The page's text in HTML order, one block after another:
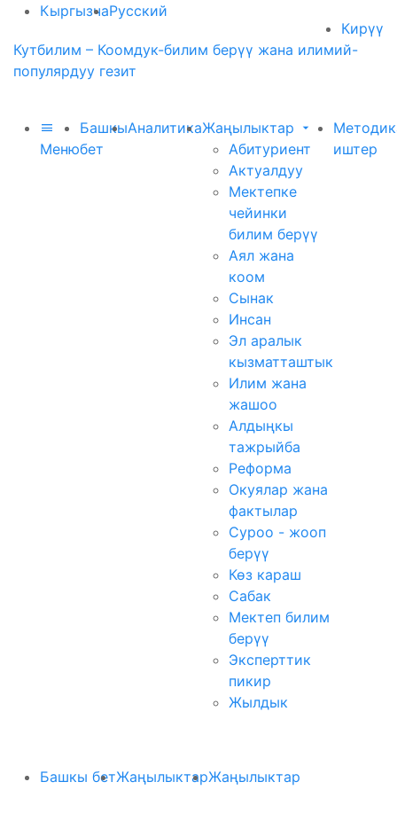
КыргызчаРусский
Кирүү
Кутбилим – Коомдук-билим берүү жана илимий-
популярдуу гезит
Меню
Башкы
бет
АналитикаЖаңылыктар
Абитуриент
Актуалдуу
Мектепке
чейинки
билим берүү
Аял жана
коом
Сынак
Инсан
Эл аралык
кызматташтык
Илим жана
жашоо
Алдыңкы
тажрыйба
Реформа
Окуялар жана
фактылар
Суроо - жооп
берүү
Көз караш
Сабак
Мектеп билим
берүү
Эксперттик
пикир
Жылдык
иштер
Башкы бетЖаңылыктарЖаңылыктар